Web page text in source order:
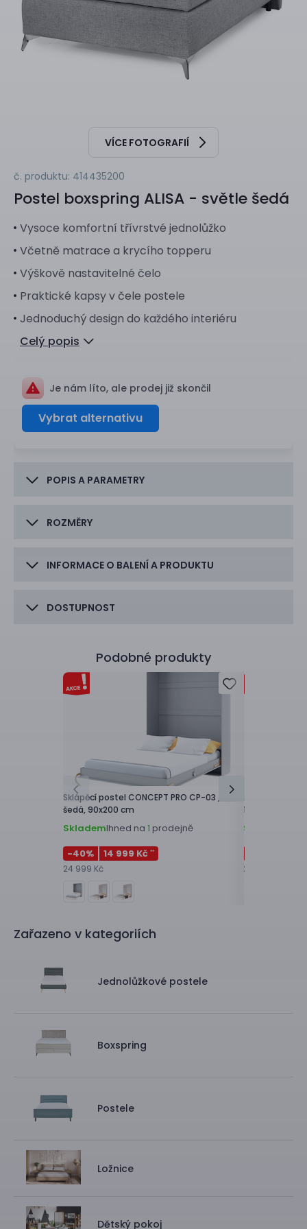
VÍCE FOTOGRAFIÍ
č. produktu: 414435200
Postel boxspring ALISA - světle šedá
Vysoce komfortní třívrstvé jednolůžko
Včetně matrace a krycího topperu
Výškově nastavitelné čelo
Praktické kapsy v čele postele
Jednoduchý design do každého interiéru
Celý popis
Je nám líto, ale prodej již skončil
Vybrat alternativu
POPIS A PARAMETRY
ROZMĚRY
INFORMACE O BALENÍ A PRODUKTU
DOSTUPNOST
Podobné produkty
Sklápěcí postel CONCEPT PRO CP-03 ,
šedá, 90x200 cm
SklademIhned na 1 prodejně
-40% 14 999 Kč **
24 999 Kč
Rohová
120x200 cm
Skladem
25 499 Kč
Zařazeno v kategoriích
Jednolůžkové postele
Boxspring
Postele
Ložnice
Dětský pokoj